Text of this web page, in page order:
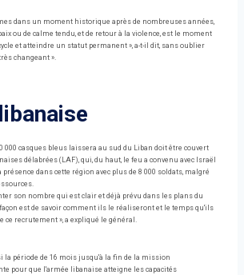
dans un moment historique après de nombreuses années,
ou de calme tendu, et de retour à la violence, est le moment
et atteindre un statut permanent », a-t-il dit, sans oublier
changeant ».
000 casques bleus laissera au sud du Liban doit être couvert
délabrées (LAF), qui, du haut, le feu a convenu avec Israël
dans cette région avec plus de 8 000 soldats, malgré
son nombre qui est clair et déjà prévu dans les plans du
est de savoir comment ils le réaliseront et le temps qu'ils
ce recrutement », a expliqué le général.
la période de 16 mois jusqu'à la fin de la mission
pour que l'armée libanaise atteigne les capacités